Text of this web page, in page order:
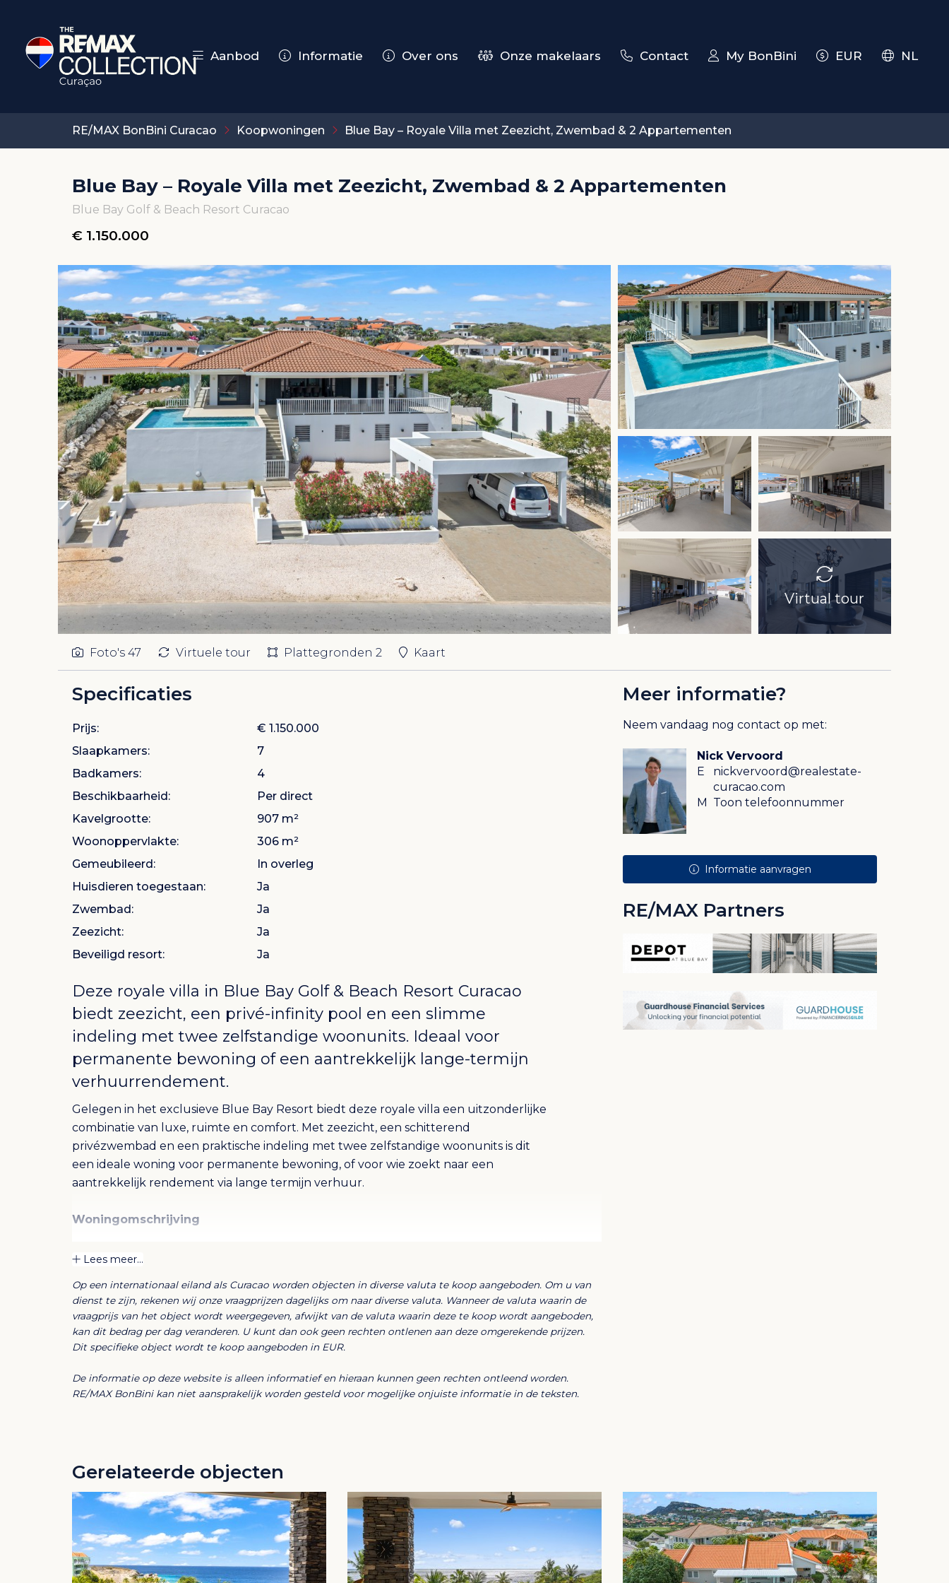
Aanbod Informatie Over ons Onze makelaars Contact My BonBini EUR NL
RE/MAX BonBini Curacao Koopwoningen Blue Bay – Royale Villa met Zeezicht, Zwembad & 2 Appartementen
Blue Bay – Royale Villa met Zeezicht, Zwembad & 2 Appartementen
Blue Bay Golf & Beach Resort Curacao
€ 1.150.000
Virtual tour
Foto's 47 Virtuele tour Plattegronden 2 Kaart
Specificaties
Prijs:
€ 1.150.000
Slaapkamers:
7
Badkamers:
4
Beschikbaarheid:
Per direct
Kavelgrootte:
907 m²
Woonoppervlakte:
306 m²
Gemeubileerd:
In overleg
Huisdieren toegestaan:
Ja
Zwembad:
Ja
Zeezicht:
Ja
Beveiligd resort:
Ja
Deze royale villa in Blue Bay Golf & Beach Resort Curacao
biedt zeezicht, een privé-infinity pool en een slimme
indeling met twee zelfstandige woonunits. Ideaal voor
permanente bewoning of een aantrekkelijk lange-termijn
verhuurrendement.
Gelegen in het exclusieve Blue Bay Resort biedt deze royale villa een uitzonderlijke
combinatie van luxe, ruimte en comfort. Met zeezicht, een schitterend
privézwembad en een praktische indeling met twee zelfstandige woonunits is dit
een ideale woning voor permanente bewoning, of voor wie zoekt naar een
aantrekkelijk rendement via lange termijn verhuur.
Woningomschrijving
Begane grond – Twee zelfstandige woonunits
De begane grond bestaat uit twee ruime woonunits, elk met een eigen ingang, 2
slaapkamers, 1 badkamer, een praktische keuken en een lichte woonkamer. Perfect
als gastenverblijf, kantoor, hobbyruimte of voor inwonende familieleden — alles in
volledige privacy, maar niet als losse verhuureenheden bedoeld.
Eerste verdieping – Hoofdwoning
3 royale slaapkamers
2 moderne badkamers (waarvan één en-suite)
Een open, lichte woonkamer met veel natuurlijk licht
Een open keuken die direct aansluit op de leefruimte
Een brede voorporch met zeezicht, perfect voor loungen en dineren
Lees meer...
Op een internationaal eiland als Curacao worden objecten in diverse valuta te koop aangeboden. Om u van
dienst te zijn, rekenen wij onze vraagprijzen dagelijks om naar diverse valuta. Wanneer de valuta waarin de
vraagprijs van het object wordt weergegeven, afwijkt van de valuta waarin deze te koop wordt aangeboden,
kan dit bedrag per dag veranderen. U kunt dan ook geen rechten ontlenen aan deze omgerekende prijzen.
Dit specifieke object wordt te koop aangeboden in EUR.
De informatie op deze website is alleen informatief en hieraan kunnen geen rechten ontleend worden.
RE/MAX BonBini kan niet aansprakelijk worden gesteld voor mogelijke onjuiste informatie in de teksten.
Meer informatie?
Neem vandaag nog contact op met:
Nick Vervoord
E
nickvervoord@realestate-
curacao.com
M Toon telefoonnummer
Informatie aanvragen
RE/MAX Partners
Gerelateerde objecten